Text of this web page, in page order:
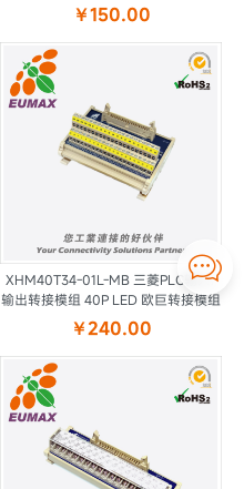

￥150.00
XHM40T34-01L-MB 三菱PLC输入/
输出转接模组 40P LED 欧巨转接模组
￥240.00